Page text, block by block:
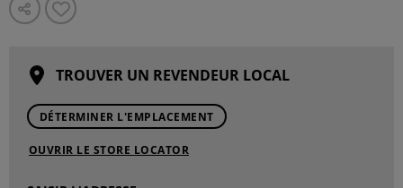
TROUVER UN REVENDEUR LOCAL
DÉTERMINER L'EMPLACEMENT
OUVRIR LE STORE LOCATOR